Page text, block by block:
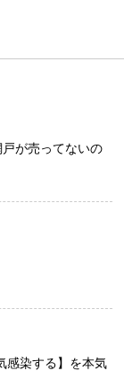
戸が売ってないの
感染する】を本気